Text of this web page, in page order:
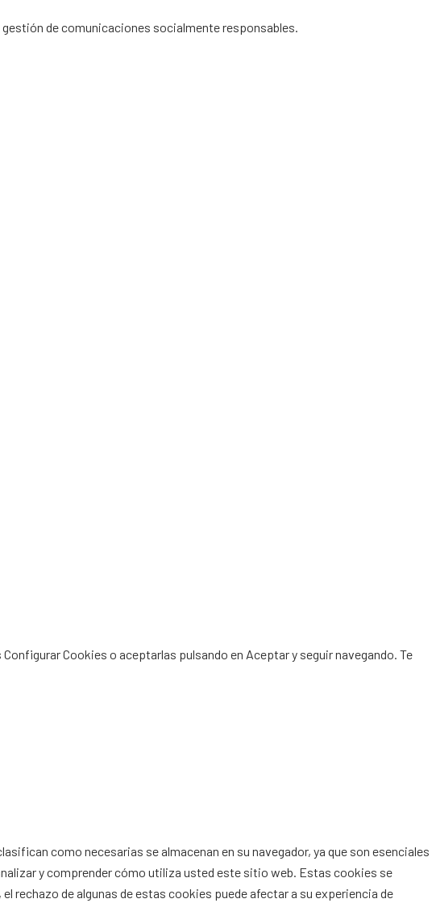
de comunicaciones socialmente responsables.
Configurar Cookies o aceptarlas pulsando en Aceptary seguir navegando. Te
como necesarias se almacenan en su navegador, ya que son esenciales
y comprender cómo utiliza usted este sitio web. Estas cookies se
rechazo de algunas de estas cookies puede afectar a su experiencia de